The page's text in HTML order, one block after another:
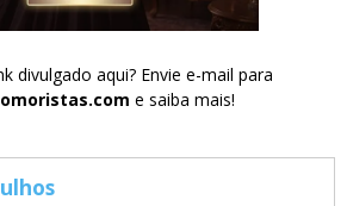
divulgado aqui? Envie e-mail para
e saiba mais!